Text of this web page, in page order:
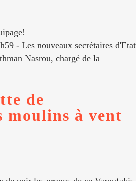
- Les nouveaux secrétaires d'Etat
Nasrou, chargé de la
de
à vent